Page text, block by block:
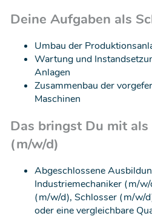
Deine Aufgaben als
Umbau der
Wartung und
Anlagen
Zusammenbau der
Maschinen
Das bringst Du mit als
(m/w/d)
Abgeschlossene
Industriemechaniker (m/
(m/w/d), Schlosser (m/w/
oder eine vergleichbare